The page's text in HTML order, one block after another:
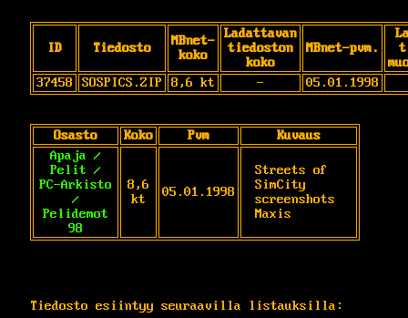
ID Tiedosto
MBnet-
koko
Ladattavan
tiedoston
koko
MBnet-pvm.
37458
SOSPICS.ZIP 8,6 kt - 05.01.1998
Osasto Koko Pvm
Kuvaus
Apaja /
Pelit /
PC-Arkisto
/
Pelidemot
98
8,6
kt
05.01.1998
Streets of
SimCity
screenshots
Maxis
Tiedosto esiintyy seuraavilla listauksilla: